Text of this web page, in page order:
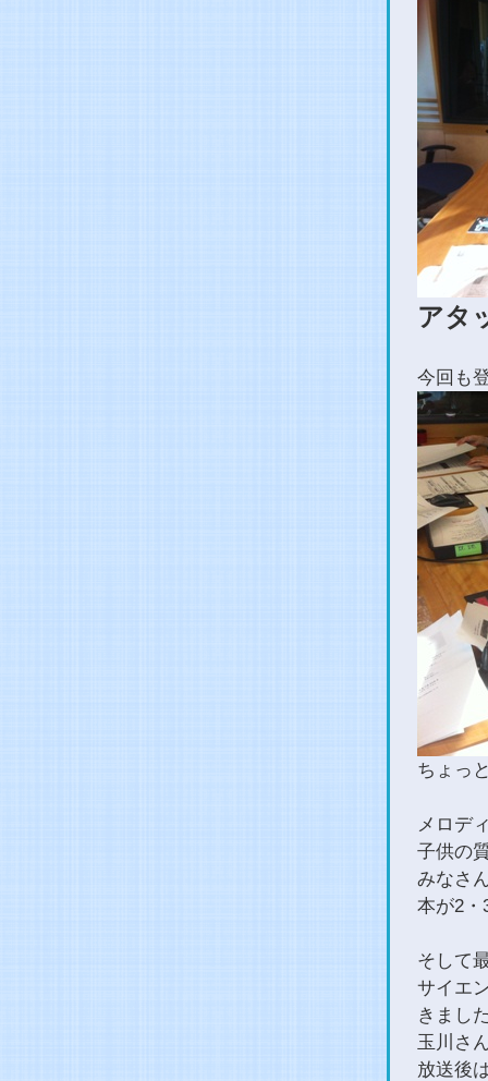
アタ
今回も
ちょっ
メロデ
子供の
みなさ
本が2・
そして
サイエ
きまし
玉川さ
放送後